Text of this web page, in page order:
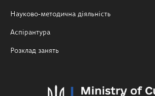
Науково-методична діяльність
Аспірантура
Розклад занять